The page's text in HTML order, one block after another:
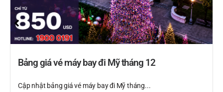
Bảng giá vé máy bay đi Mỹ tháng 12
Cập nhật bảng giá vé máy bay đi Mỹ tháng...